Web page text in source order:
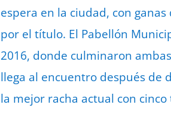
espera en la ciudad, con
por el título. El Pabellón
2016, donde culminaron
llega al encuentro después de
la mejor racha actual con